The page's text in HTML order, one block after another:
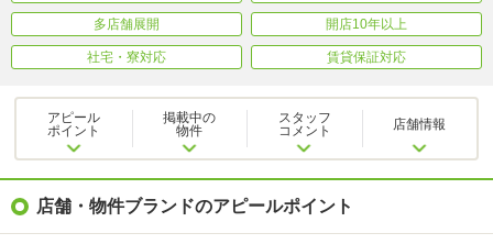
多店舗展開 開店10年以上
社宅・寮対応 賃貸保証対応
アピール
ポイント
掲載中の
物件
スタッフ
コメント
店舗情報
店舗・物件ブランドのアピールポイント